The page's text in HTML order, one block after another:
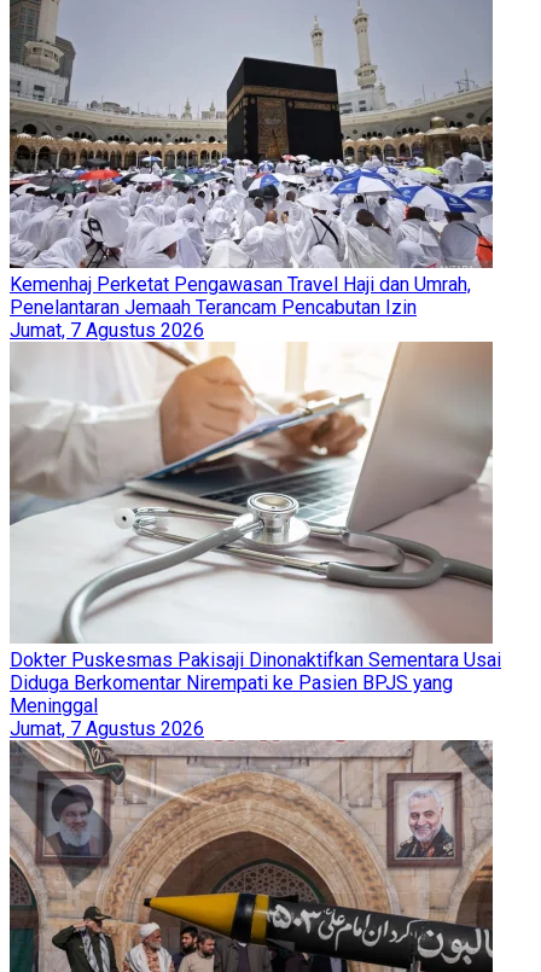
Kemenhaj Perketat Pengawasan Travel Haji dan Umrah,
Penelantaran Jemaah Terancam Pencabutan Izin
Jumat, 7 Agustus 2026
Dokter Puskesmas Pakisaji Dinonaktifkan Sementara Usai
Diduga Berkomentar Nirempati ke Pasien BPJS yang
Meninggal
Jumat, 7 Agustus 2026